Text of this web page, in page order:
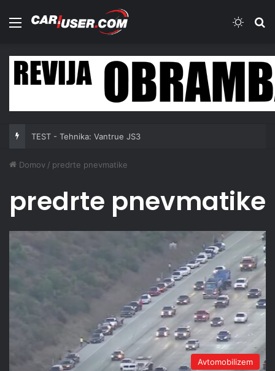
Meni
TEST - Tehnika: Vantrue JS3
Domov / predrte pnevmatike
predrte pnevmatike
Avtomobilizem